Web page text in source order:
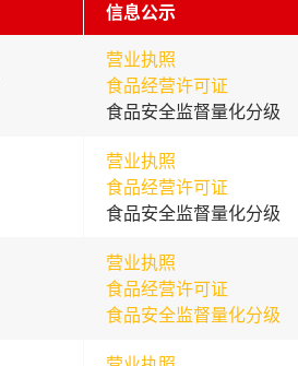
信息公示
营业执照
食品经营许可证
食品安全监督量化分级
营业执照
食品经营许可证
食品安全监督量化分级
营业执照
食品经营许可证
食品安全监督量化分级